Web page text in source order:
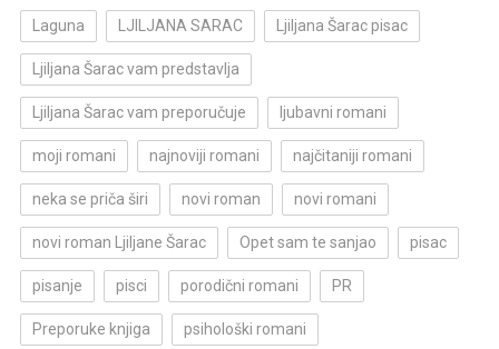
Laguna LJILJANA SARAC Ljiljana Šarac pisac
Ljiljana Šarac vam predstavlja
Ljiljana Šarac vam preporučuje ljubavni romani
moji romani najnoviji romani najčitaniji romani
neka se priča širi novi roman novi romani
novi roman Ljiljane Šarac Opet sam te sanjao pisac
pisanje pisci porodični romani PR
Preporuke knjiga psihološki romani